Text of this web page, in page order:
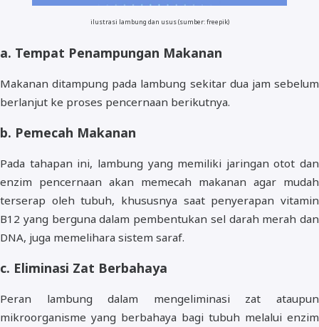
ilustrasi lambung dan usus (sumber: freepik)
a. Tempat Penampungan Makanan
Makanan ditampung pada lambung sekitar dua jam sebelum
berlanjut ke proses pencernaan berikutnya.
b. Pemecah Makanan
Pada tahapan ini, lambung yang memiliki jaringan otot dan
enzim pencernaan akan memecah makanan agar mudah
terserap oleh tubuh, khususnya saat penyerapan vitamin
B12 yang berguna dalam pembentukan sel darah merah dan
DNA, juga memelihara sistem saraf.
c. Eliminasi Zat Berbahaya
Peran lambung dalam mengeliminasi zat ataupun
mikroorganisme yang berbahaya bagi tubuh melalui enzim